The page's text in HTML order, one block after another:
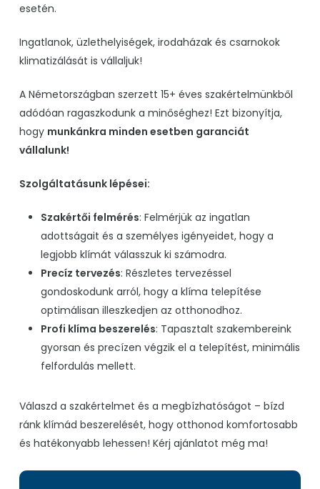
esetén.
Ingatlanok, üzlethelyiségek, irodaházak és csarnokok
klimatizálását is vállaljuk!
A Németországban szerzett 15+ éves szakértelmünkből
adódóan ragaszkodunk a minőséghez! Ezt bizonyítja,
hogy munkánkra minden esetben garanciát
vállalunk!
Szolgáltatásunk lépései:
Szakértői felmérés: Felmérjük az ingatlan
adottságait és a személyes igényeidet, hogy a
legjobb klímát válasszuk ki számodra.
Precíz tervezés: Részletes tervezéssel
gondoskodunk arról, hogy a klíma telepítése
optimálisan illeszkedjen az otthonodhoz.
Profi klíma beszerelés: Tapasztalt szakembereink
gyorsan és precízen végzik el a telepítést, minimális
felfordulás mellett.
Válaszd a szakértelmet és a megbízhatóságot – bízd
ránk klímád beszerelését, hogy otthonod komfortosabb
és hatékonyabb lehessen! Kérj ajánlatot még ma!